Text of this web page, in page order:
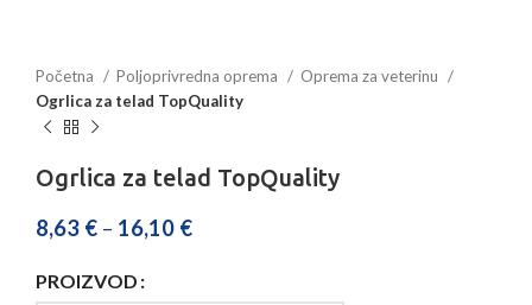
Početna Poljoprivredna oprema
Oprema za veterinu
Ogrlica za telad TopQuality
Ogrlica za telad TopQuality
8,63 € – 16,10 €
PROIZVOD